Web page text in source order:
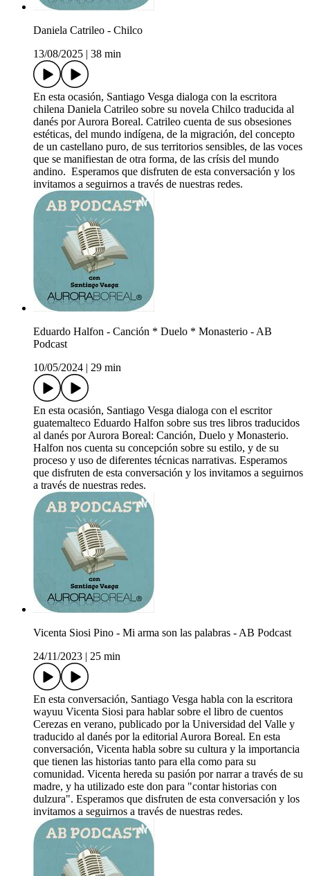
Daniela Catrileo - Chilco
13/08/2025
38 min
En esta ocasión, Santiago Vesga dialoga con la escritora
chilena Daniela Catrileo sobre su novela Chilco traducida al
danés por Aurora Boreal. Catrileo cuenta de sus obsesiones
estéticas, del mundo indígena, de la migración, del concepto
de un castellano puro, de sus territorios sensibles, de las voces
que se manifiestan de otra forma, de las crísis del mundo
andino. Esperamos que disfruten de esta conversación y los
invitamos a seguirnos a través de nuestras redes.
Eduardo Halfon - Canción * Duelo * Monasterio - AB
Podcast
10/05/2024
29 min
En esta ocasión, Santiago Vesga dialoga con el escritor
guatemalteco Eduardo Halfon sobre sus tres libros traducidos
al danés por Aurora Boreal: Canción, Duelo y Monasterio.
Halfon nos cuenta su concepción sobre su estilo, y de su
proceso y uso de diferentes técnicas narrativas. Esperamos
que disfruten de esta conversación y los invitamos a seguirnos
a través de nuestras redes.
Vicenta Siosi Pino - Mi arma son las palabras - AB Podcast
24/11/2023
25 min
En esta conversación, Santiago Vesga habla con la escritora
wayuu Vicenta Siosi para hablar sobre el libro de cuentos
Cerezas en verano, publicado por la Universidad del Valle y
traducido al danés por la editorial Aurora Boreal. En esta
conversación, Vicenta habla sobre su cultura y la importancia
que tienen las historias tanto para ella como para su
comunidad. Vicenta hereda su pasión por narrar a través de su
madre, y ha utilizado este don para "contar historias con
dulzura". Esperamos que disfruten de esta conversación y los
invitamos a seguirnos a través de nuestras redes.